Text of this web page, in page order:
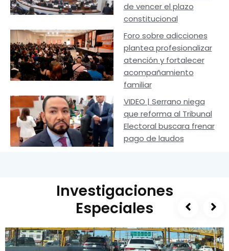
de vencer el plazo
constitucional
Foro sobre adicciones
plantea profesionalizar
atención y fortalecer
acompañamiento
familiar
VIDEO | Serrano niega
que reforma al Tribunal
Electoral buscara frenar
pago de laudos
Investigaciones
Especiales